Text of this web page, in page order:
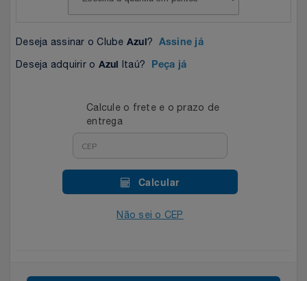
TOP STORE 8.8
Cosméticos
Eletrodomésticos
Electrolux
Extra
Deseja assinar o Clube Azul ? Assine já
Deseja adquirir o Azul Itaú? Peça já
Calcule o frete e o prazo de
entrega
Calcular
Não sei o CEP